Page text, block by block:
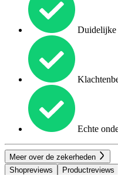
Duidelijke
Echte
Meer over de zekerheden
Shopreviews
Productreviews